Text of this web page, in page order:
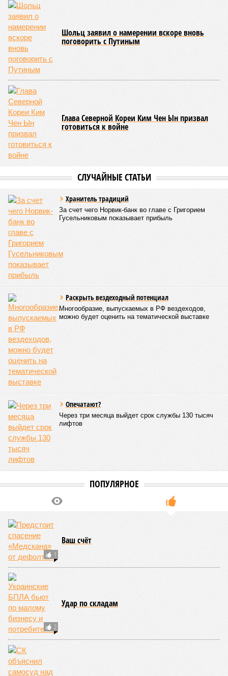
последовательно поразили: многолетняя засуха, страшный
паводок, невероятные ливни. Несколько миллионов
человек не пережили этот разгул стихий. Вот что тогда
приключилось.
Зима 1931 года выдалась в Китае чрезвычайно
продолжительной и суровой. Снега образовалось огромное
количество – казалось бы, хороший знак после периода
великой суши, продолжавшегося с 1928-го. Но всё
обратилось катастрофой. Снег растаял, устремился в реки,
начался небывалый паводок, быстро обернувшийся
страшным наводнением, которое обильные весенние ливни
только усугубили. К июню всё это преобразовалось в
массовый потоп, в июле же Китай в дополнение накрыло
сразу девятью циклонами. Последствия оказались
территорию в 180 тыс. квадратных километров, что равно
областям, десятку Чуваший.
В общем, недаром события 1931-го находятся на первом
месте в списке самых смертоносных стихийных бедствий,
когда-либо происходивших на планете. Число
пострадавших в тот год достигло 53 млн человек, число
погибших, по некоторым оценкам, составило 4 миллиона.
Впрочем, для Китая подобное не в новинку. Так, в сентябре
1887 года вода прорвала многочисленные дамбы на реке
как местность там довольно низменная, и потоп просто не
встречал препятствий на своём пути, уничтожая деревни и
целые города. Водой залило 130 тыс. квадратных
километров (а это больше территорий Оренбургской или
Кировской областей), 2 млн человек остались без крова,
ещё столько же погибли в результате спровоцированной
катастрофой пандемии.
Третье место по кровожадности в рейтинге стихийных
ставший самым мощным среди себе подобных за всю
историю наблюдений. Он поразил территории современной
Бангладеш, тогда называвшейся Восточным Пакистаном, и
индийского штата Западная Бенгалия. Шторма унесли
жизни полумиллиона человек.
Кажется, стремящаяся сохранить свою чистоту природа
временем самыми «грязными» в плане производств, и
планомерно подтачивала их демографию. А как ещё
объяснить то, что в топ-10 природных катастроф почти все
места занимают бедствия, разразившиеся в Индии,
Пакистане, Бангладеш и Турции? Что характерно, Россию и
Европу подобные катастрофы никогда не затрагивали,
здесь беды были другими, включая массовый голод и
масштабные эпидемии вроде бубонной чумы (200 млн
погибших) или «испанки» (по разным оценкам, от 17,4 до
100 млн погибших во всём мире).
Когда земля – дыбом
Но это дела давно минувших дней. А что нам ждать в
дальнейшем? Авторы энциклопедии A-Z Animals,
основываясь на современных научных исследованиях и
глобальных тенденциях, составили свой список
потенциально самых смертоносных стихийных бедствий,
угрожающих человечеству непосредственно сейчас, в XXI